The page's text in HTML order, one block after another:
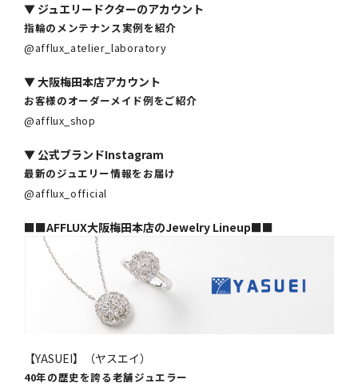
▼ ジュエリードクターのアカウント
指輪のメンテナンス実例を紹介
@afflux_atelier_laboratory
▼大阪梅田本店アカウント
お客様のオーダーメイド例をご紹介
@afflux_shop
▼公式ブランドInstagram
最新のジュエリー情報をお届け
@afflux_official
■■AFFLUX大阪梅田本店のJewelry Lineup■■
【YASUEI】（ヤスエイ）
40年の歴史を誇る老舗ジュエラー